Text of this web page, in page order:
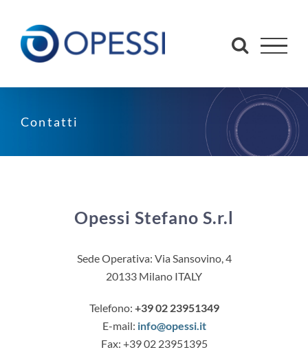
contenuto
Contatti
Opessi Stefano S.r.l
Sede Operativa: Via Sansovino, 4
20133 Milano ITALY
Telefono: +39 02 23951349
E-mail: info@opessi.it
Fax: +39 02 23951395